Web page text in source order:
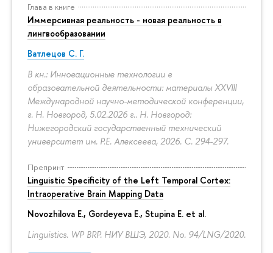
Глава в книге
Иммерсивная реальность - новая реальность в
лингвообразовании
Ватлецов С. Г.
В кн.: Инновационные технологии в
образовательной деятельности: материалы XXVIII
Международной научно-методической конференции,
г. Н. Новгород, 5.02.2026 г.. Н. Новгород:
Нижегородский государственный технический
университет им. Р.Е. Алексеева, 2026. С. 294-297.
Препринт
Linguistic Specificity of the Left Temporal Cortex:
Intraoperative Brain Mapping Data
Novozhilova E., Gordeyeva E., Stupina E. et al.
Linguistics. WP BRP. НИУ ВШЭ, 2020. No. 94/LNG/2020.